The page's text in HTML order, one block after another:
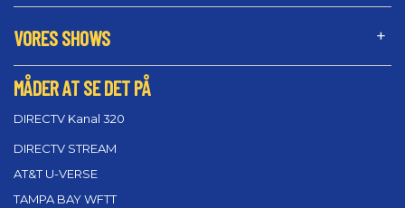
VORES SHOWS
MÅDER AT SE DET PÅ
DIRECTV Kanal 320
DIRECTV STREAM
AT&T U-VERSE
TAMPA BAY WFTT